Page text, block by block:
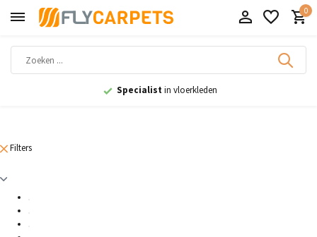
0
Specialistin vloerkleden
Filters